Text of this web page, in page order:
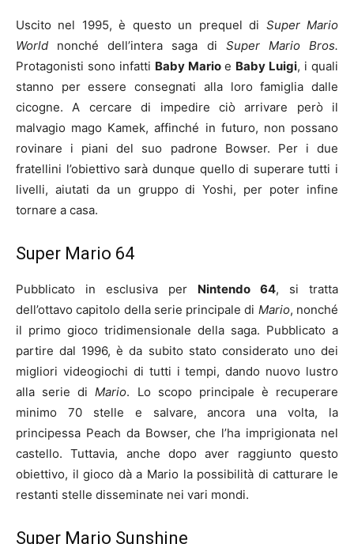
Uscito nel 1995, è questo un prequel di Super Mario
World nonché dell’intera saga di Super Mario Bros.
Protagonisti sono infatti Baby Marioe Baby Luigi, i quali
stanno per essere consegnati alla loro famiglia dalle
cicogne. A cercare di impedire ciò arrivare però il
malvagio mago Kamek, affinché in futuro, non possano
rovinare i piani del suo padrone Bowser. Per i due
fratellini l’obiettivo sarà dunque quello di superare tutti i
livelli, aiutati da un gruppo di Yoshi, per poter infine
tornare a casa.
Super Mario 64
Pubblicato in esclusiva per Nintendo 64, si tratta
dell’ottavo capitolo della serie principale di Mario, nonché
il primo gioco tridimensionale della saga. Pubblicato a
partire dal 1996, è da subito stato considerato uno dei
migliori videogiochi di tutti i tempi, dando nuovo lustro
alla serie diMario. Lo scopo principale è recuperare
minimo 70 stelle e salvare, ancora una volta, la
principessa Peach da Bowser, che l’ha imprigionata nel
castello. Tuttavia, anche dopo aver raggiunto questo
obiettivo, il gioco dà a Mario la possibilità di catturare le
restanti stelle disseminate nei vari mondi.
Super Mario Sunshine